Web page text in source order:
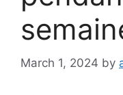
March 1, 2024 by